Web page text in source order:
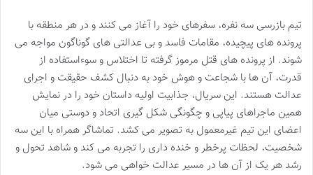
تیم بازرسی سه نفره، سفرهای خود را آغاز می کنند و در هر منطقه با
پرونده های پیچیده، مقامات فاسد و بی عدالتی های گوناگون مواجه می
شوند. از پرونده های قتل مرموز گرفته تا اختلاس و سوءاستفاده از
قدرت، آن ها با شجاعت و هوش خود به دنبال کشف حقیقت و اجرای
عدالت هستند. این سریال، جذابیت اولیه داستان خود را در نمایش
همین ماجراهای پیاپی و چگونگی شکل گیری اتحاد و دوستی میان
اعضای این تیم غیرمعمول به تصویر می کشد. تماشاگر همراه با این سه
شخصیت، لحظات پرخطر و خنده داری را تجربه می کند و شاهد تحول و
رشد هر یک از آن ها در مسیر عدالت خواهی می شود.